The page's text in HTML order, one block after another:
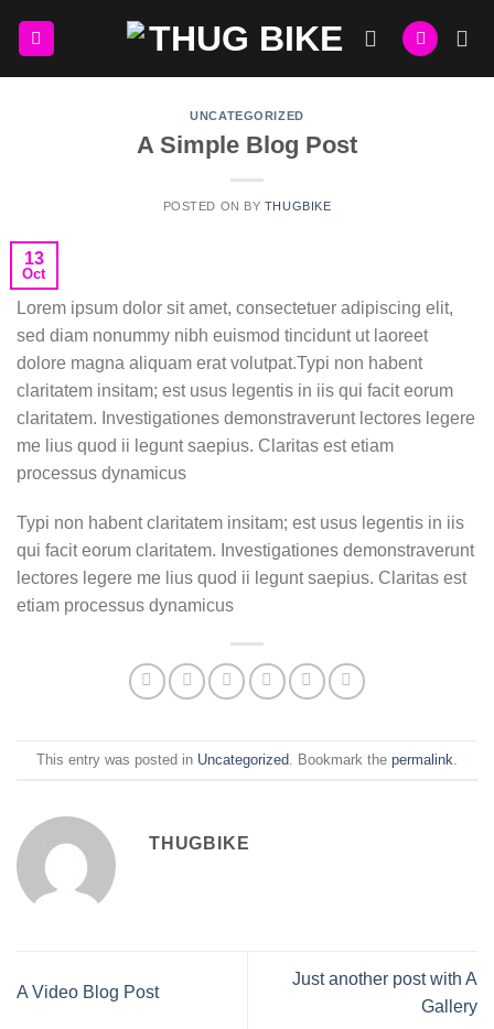
UNCATEGORIZED
A Simple Blog Post
POSTED ON BY THUGBIKE
13
Oct
Lorem ipsum dolor sit amet, consectetuer adipiscing elit,
sed diam nonummy nibh euismod tincidunt ut laoreet
dolore magna aliquam erat volutpat.Typi non habent
claritatem insitam; est usus legentis in iis qui facit eorum
claritatem. Investigationes demonstraverunt lectores legere
me lius quod ii legunt saepius. Claritas est etiam
processus dynamicus
Typi non habent claritatem insitam; est usus legentis in iis
qui facit eorum claritatem. Investigationes demonstraverunt
lectores legere me lius quod ii legunt saepius. Claritas est
etiam processus dynamicus
This entry was posted in Uncategorized . Bookmark the permalink
THUGBIKE
A Video Blog Post
Just another post with A
Gallery